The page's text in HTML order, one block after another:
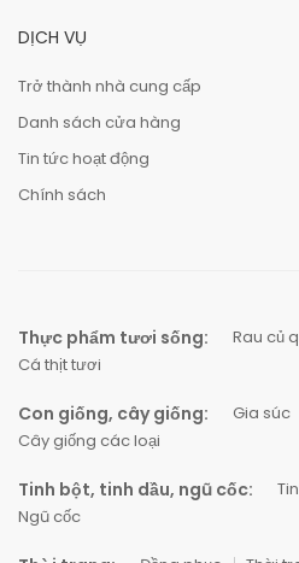
DỊCH VỤ
Trở thành nhà cung cấp
Danh sách cửa hàng
Tin tức hoạt động
Chính sách
Thực phẩm tươi sống: Rau củ
Cá thịt tươi
Con giống, cây giống: Gia súc
Cây giống các loại
Tinh bột, tinh dầu, ngũ cốc:
Ngũ cốc